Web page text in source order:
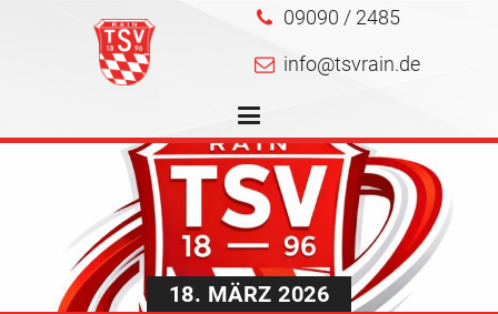
09090 / 2485
info@tsvrain.de
18. MÄRZ 2026